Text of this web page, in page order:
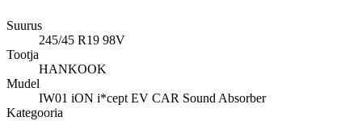
Suurus
245/45 R19 98V
Tootja
HANKOOK
Mudel
IW01 iON i*cept EV CAR Sound Absorber
Kategooria